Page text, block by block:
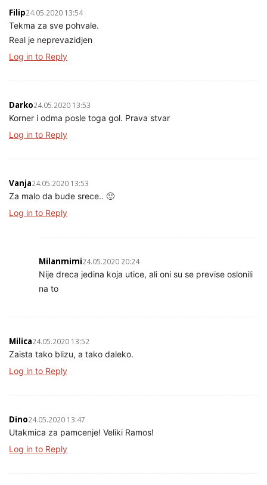
Filip24.05.2020 13:54
Tekma za sve pohvale.
Real je neprevazidjen
Log in to Reply
Darko24.05.2020 13:53
Korner i odma posle toga gol. Prava stvar
Log in to Reply
Vanja24.05.2020 13:53
Za malo da bude srece.. 🙂
Log in to Reply
Milanmimi24.05.2020 20:24
Nije dreca jedina koja utice, ali oni su se previse oslonili
na to
Milica24.05.2020 13:52
Zaista tako blizu, a tako daleko.
Log in to Reply
Dino24.05.2020 13:47
Utakmica za pamcenje! Veliki Ramos!
Log in to Reply